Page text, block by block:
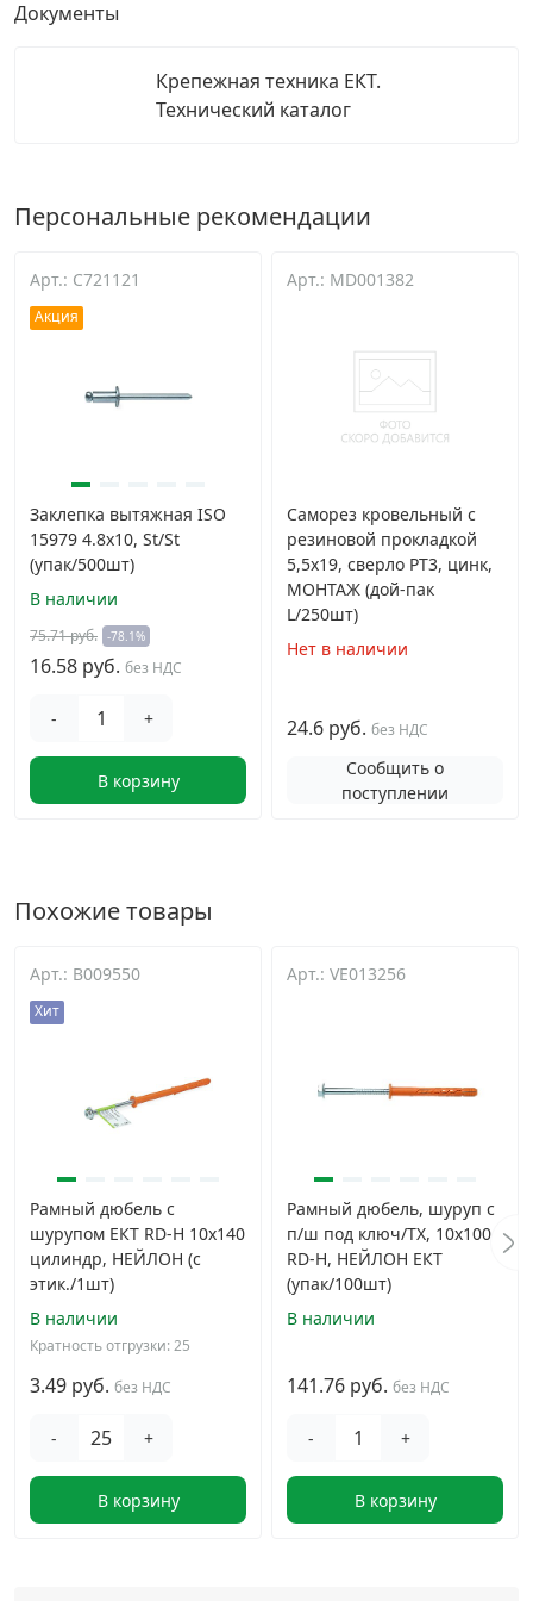
Документы
Крепежная техника ЕКТ.
Технический каталог
Персональные рекомендации
Арт.: C721121
Акция
Заклепка вытяжная ISO
15979 4.8х10, St/St
(упак/500шт)
В наличии
75.71 руб. -78.1%
16.58 руб. без НДС
- +
В корзину
Арт.: MD001382
Саморез кровельный с
резиновой прокладкой
5,5х19, сверло PT3, цинк,
МОНТАЖ (дой-пак
L/250шт)
Нет в наличии
24.6 руб. без НДС
Сообщить о
поступлении
Похожие товары
Арт.: B009550
Хит
Рамный дюбель с
шурупом ЕКТ RD-H 10x140
цилиндр, НЕЙЛОН (с
этик./1шт)
В наличии
Кратность отгрузки: 25
3.49 руб. без НДС
- +
В корзину
Арт.: VE013256
Рамный дюбель, шуруп с
п/ш под ключ/TX, 10x100
RD-H, НЕЙЛОН EКТ
(упак/100шт)
В наличии
141.76 руб. без НДС
- +
В корзину